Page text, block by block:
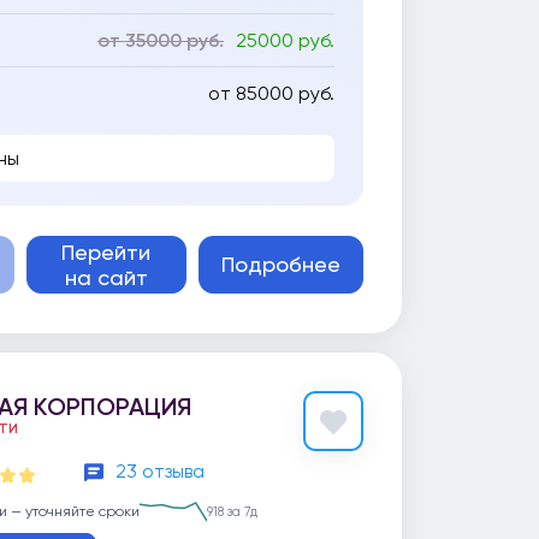
от 35000 руб. 25000 руб.
от 85000 руб.
Перейти
на сайт
Подробнее
КОРПОРАЦИЯ
23 отзыва
— уточняйте сроки 918 за 7д